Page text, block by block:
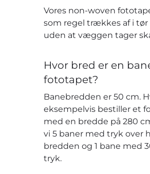
Vores non-woven
som regel trækkes af i tør
uden at væggen tager
Hvor bred er en
fototapet?
Banebredden er 50 cm.
eksempelvis bestiller et
med en bredde på 280
vi 5 baner med tryk over
bredden og 1 bane med
tryk.